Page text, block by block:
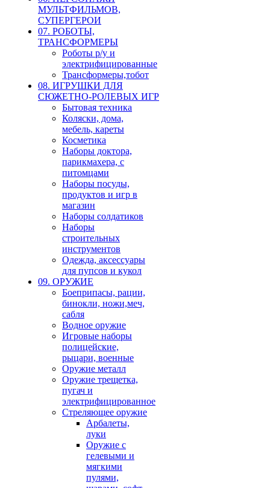
МУЛЬТФИЛЬМОВ,
СУПЕРГЕРОИ
07. РОБОТЫ,
ТРАНСФОРМЕРЫ
Роботы р/у и
электрифицированные
Трансформеры,тобот
08. ИГРУШКИ ДЛЯ
СЮЖЕТНО-РОЛЕВЫХ ИГР
Бытовая техника
Коляски, дома,
мебель, кареты
Косметика
Наборы доктора,
парикмахера, с
питомцами
Наборы посуды,
продуктов и игр в
магазин
Наборы солдатиков
Наборы
строительных
инструментов
Одежда, аксессуары
для пупсов и кукол
09. ОРУЖИЕ
Боеприпасы, рации,
бинокли, ножи,меч,
сабля
Водное оружие
Игровые наборы
полицейские,
рыцари, военные
Оружие металл
Оружие трещетка,
пугач и
электрифицированное
Стреляющее оружие
Арбалеты,
луки
Оружие с
гелевыми и
мягкими
пулями,